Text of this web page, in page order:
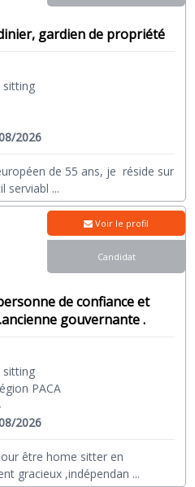
gardien de propriété
sitting
2026
de 55 ans, je réside sur
serviabl ...
de confiance et
gouvernante .
sitting
PACA
2026
être home sitter en
gracieux ,indépendan ...
Voir le profil
Candidat